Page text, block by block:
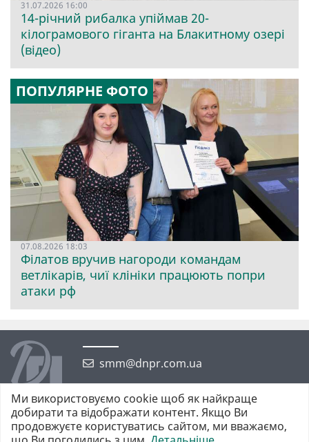
31.07.2026 16:00
14-річний рибалка упіймав 20-
кілограмового гіганта на Блакитному озері
(відео)
ПОПУЛЯРНЕ ФОТО
07.08.2026 18:03
Філатов вручив нагороди командам
ветлікарів, чиї клініки працюють попри
атаки рф
smm@dnpr.com.ua
Ми використовуємо cookie щоб як найкраще
добирати та відображати контент. Якщо Ви
продовжуєте користуватись сайтом, ми вважаємо,